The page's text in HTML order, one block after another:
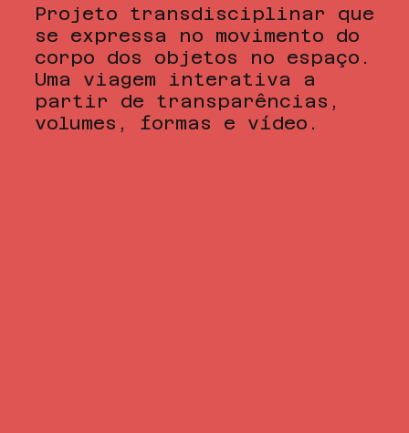
Projeto transdisciplinar que
se expressa no movimento do
corpo dos objetos no espaço.
Uma viagem interativa a
partir de transparências,
volumes, formas e vídeo.